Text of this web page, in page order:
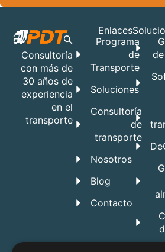
Consultoría
con más de
30 años de
experiencia
en el
transporte
Enlaces
Programa
de
Transporte
Soluciones
Consultoría
de
transporte
Nosotros
Blog
Contacto